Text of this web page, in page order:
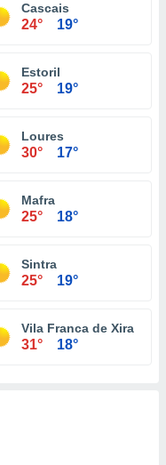
Cascais
24° 19°
Estoril
25° 19°
Loures
30° 17°
Mafra
25° 18°
Sintra
25° 19°
Vila Franca de Xira
31° 18°